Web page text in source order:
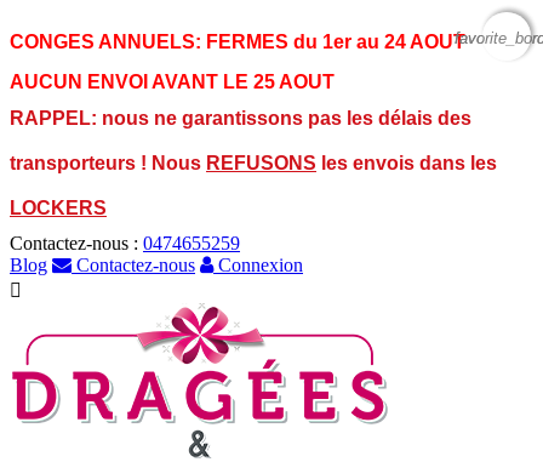
CONGES ANNUELS: FERMES du 1er au 24 AOUT
AUCUN ENVOI AVANT LE 25 AOUT
RAPPEL: nous ne garantissons pas les délais des
transporteurs ! Nous REFUSONS les envois dans les
LOCKERS
Contactez-nous : 0474655259
Blog
Contactez-nous
Connexion
